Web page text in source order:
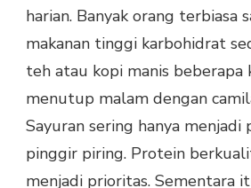
harian. Banyak orang terbiasa
makanan tinggi karbohidrat
teh atau kopi manis beberapa
menutup malam dengan
Sayuran sering hanya menjadi
pinggir piring. Protein
menjadi prioritas. Sementara